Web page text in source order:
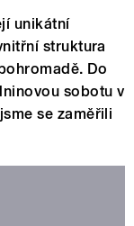
unikátní
struktura
Do
sobotu v
se zaměřili